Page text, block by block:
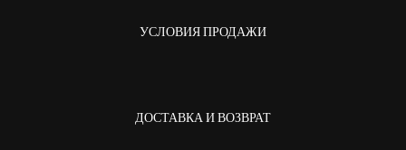
УСЛОВИЯ ПРОДАЖИ
ДОСТАВКА И ВОЗВРАТ